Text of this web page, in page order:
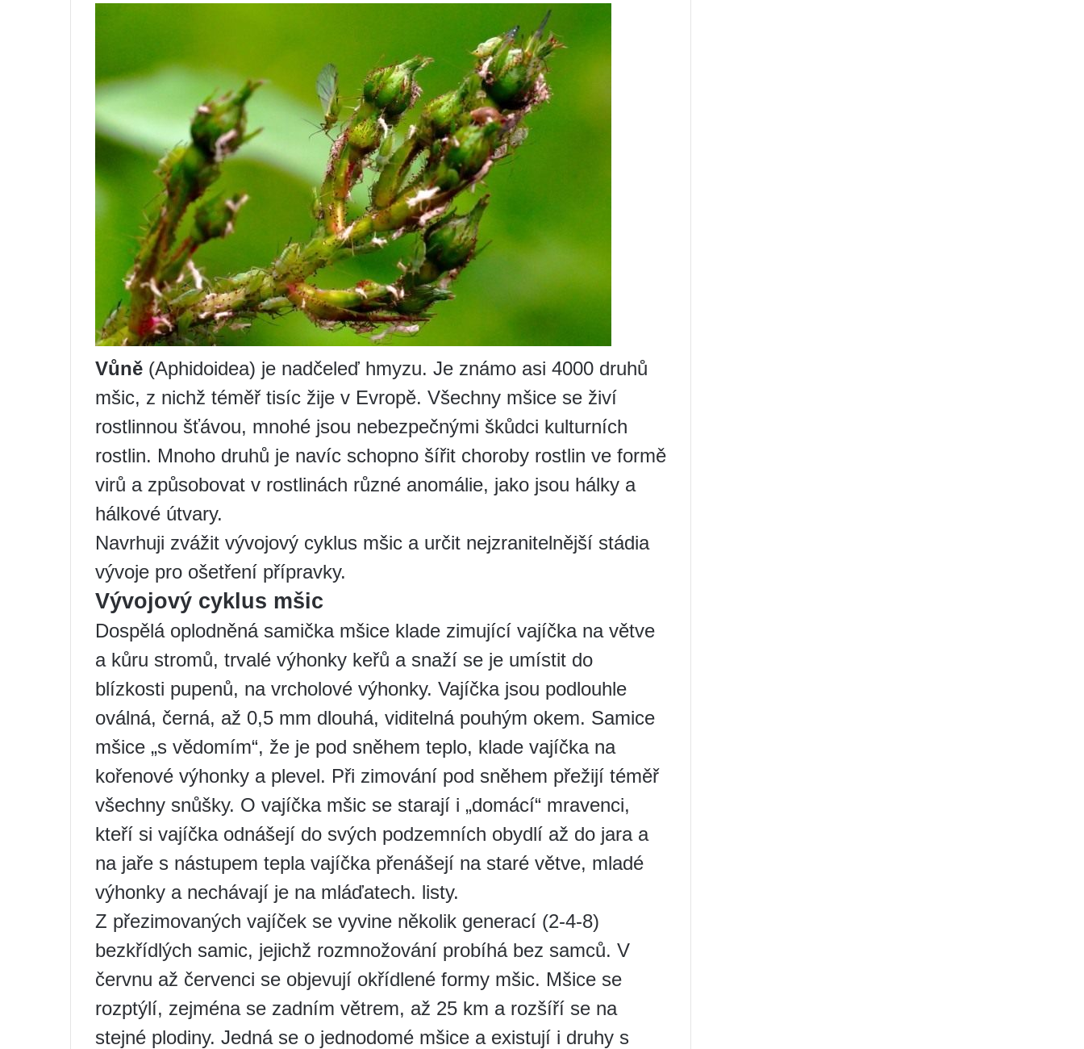
Vůně (Aphidoidea) je nadčeleď hmyzu. Je známo asi 4000 druhů
mšic, z nichž téměř tisíc žije v Evropě. Všechny mšice se živí
rostlinnou šťávou, mnohé jsou nebezpečnými škůdci kulturních
rostlin. Mnoho druhů je navíc schopno šířit choroby rostlin ve formě
virů a způsobovat v rostlinách různé anomálie, jako jsou hálky a
hálkové útvary.
Navrhuji zvážit vývojový cyklus mšic a určit nejzranitelnější stádia
vývoje pro ošetření přípravky.
Vývojový cyklus mšic
Dospělá oplodněná samička mšice klade zimující vajíčka na větve
a kůru stromů, trvalé výhonky keřů a snaží se je umístit do
blízkosti pupenů, na vrcholové výhonky. Vajíčka jsou podlouhle
oválná, černá, až 0,5 mm dlouhá, viditelná pouhým okem. Samice
mšice „s vědomím“, že je pod sněhem teplo, klade vajíčka na
kořenové výhonky a plevel. Při zimování pod sněhem přežijí téměř
všechny snůšky. O vajíčka mšic se starají i „domácí“ mravenci,
kteří si vajíčka odnášejí do svých podzemních obydlí až do jara a
na jaře s nástupem tepla vajíčka přenášejí na staré větve, mladé
výhonky a nechávají je na mláďatech. listy.
Z přezimovaných vajíček se vyvine několik generací (2-4-8)
bezkřídlých samic, jejichž rozmnožování probíhá bez samců. V
červnu až červenci se objevují okřídlené formy mšic. Mšice se
rozptýlí, zejména se zadním větrem, až 25 km a rozšíří se na
stejné plodiny. Jedná se o jednodomé mšice a existují i ​​druhy s